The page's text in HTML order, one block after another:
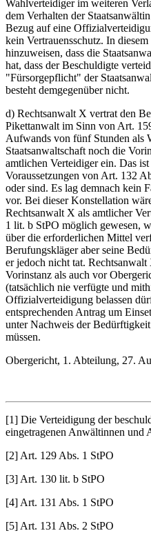
Wahlverteidiger im weiteren
dem Verhalten der
Bezug auf eine
kein Vertrauensschutz. In
hinzuweisen, dass die
hat, dass der Beschuldigte
"Fürsorgepflicht" der
besteht demgegenüber nicht.
d) Rechtsanwalt X vertrat den
Pikettanwalt im Sinn von Art.
Aufwands von fünf Stunden als
Staatsanwaltschaft noch die
amtlichen Verteidiger ein. Das
Voraussetzungen von Art. 132
oder sind. Es lag demnach kein
vor. Bei dieser Konstellation
Rechtsanwalt X als amtlicher
1 lit. b StPO möglich gewesen,
über die erforderlichen Mittel
Berufungskläger aber seine
er jedoch nicht tat.
Vorinstanz als auch vor
(tatsächlich nie verfügte und
Offizialverteidigung belassen
entsprechenden Antrag um
unter Nachweis der
müssen.
Obergericht, 1. Abteilung, 27.
[1] Die Verteidigung der
eingetragenen Anwältinnen und
[2] Art. 129 Abs. 1 StPO
[3] Art. 130 lit. b StPO
[4] Art. 131 Abs. 1 StPO
[5] Art. 131 Abs. 2 StPO